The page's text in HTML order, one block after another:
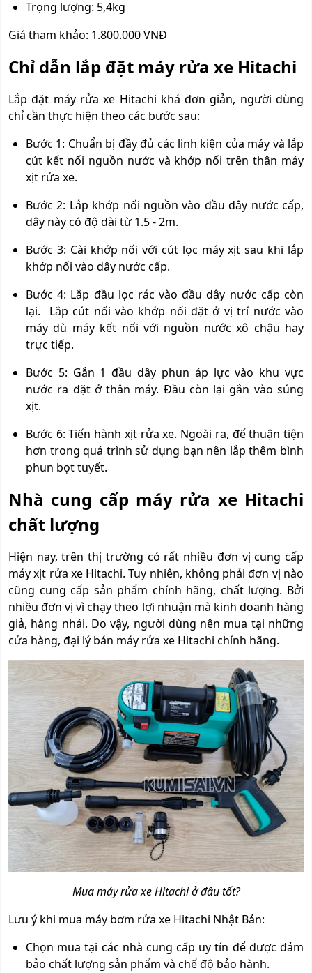
Trọng lượng: 5,4kg
Giá tham khảo: 1.800.000 VNĐ
Chỉ dẫn lắp đặt máy rửa xe Hitachi
Lắp đặt máy rửa xe Hitachi khá đơn giản, người dùng
chỉ cần thực hiện theo các bước sau:
Bước 1: Chuẩn bị đầy đủ các linh kiện của máy và lắp
cút kết nối nguồn nước và khớp nối trên thân máy
xịt rửa xe.
Bước 2: Lắp khớp nối nguồn vào đầu dây nước cấp,
dây này có độ dài từ 1.5 - 2m.
Bước 3: Cài khớp nối với cút lọc máy xịt sau khi lắp
khớp nối vào dây nước cấp.
Bước 4: Lắp đầu lọc rác vào đầu dây nước cấp còn
lại. Lắp cút nối vào khớp nối đặt ở vị trí nước vào
máy dù máy kết nối với nguồn nước xô chậu hay
trực tiếp.
Bước 5: Gắn 1 đầu dây phun áp lực vào khu vực
nước ra đặt ở thân máy. Đầu còn lại gắn vào súng
xịt.
Bước 6: Tiến hành xịt rửa xe. Ngoài ra, để thuận tiện
hơn trong quá trình sử dụng bạn nên lắp thêm bình
phun bọt tuyết.
Nhà cung cấp máy rửa xe Hitachi
chất lượng
Hiện nay, trên thị trường có rất nhiều đơn vị cung cấp
máy xịt rửa xe Hitachi. Tuy nhiên, không phải đơn vị nào
cũng cung cấp sản phẩm chính hãng, chất lượng. Bởi
nhiều đơn vị vì chạy theo lợi nhuận mà kinh doanh hàng
giả, hàng nhái. Do vậy, người dùng nên mua tại những
cửa hàng, đại lý bán máy rửa xe Hitachi chính hãng.
Mua máy rửa xe Hitachi ở đâu tốt?
Lưu ý khi mua máy bơm rửa xe Hitachi Nhật Bản:
Chọn mua tại các nhà cung cấp uy tín để được đảm
bảo chất lượng sản phẩm và chế độ bảo hành.